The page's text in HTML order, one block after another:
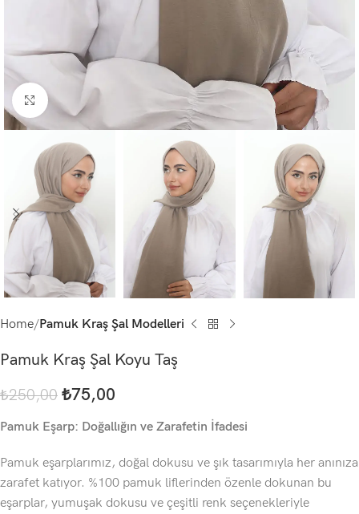
Click to enlarge
Home Pamuk Kraş Şal Modelleri
Pamuk Kraş Şal Koyu Taş
₺250,00 ₺75,00
Pamuk Eşarp: Doğallığın ve Zarafetin İfadesi
Pamuk eşarplarımız, doğal dokusu ve şık tasarımıyla her anınıza
zarafet katıyor. %100 pamuk liflerinden özenle dokunan bu
eşarplar, yumuşak dokusu ve çeşitli renk seçenekleriyle